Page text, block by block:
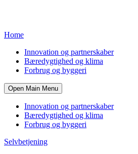
Home
Innovation og partnerskaber
Bæredygtighed og klima
Forbrug og byggeri
Open Main Menu
Innovation og partnerskaber
Bæredygtighed og klima
Forbrug og byggeri
Selvbetjening